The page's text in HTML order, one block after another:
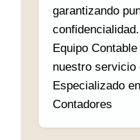
garantizando
Equipo
nuestro servicio
Especializado
Contadores